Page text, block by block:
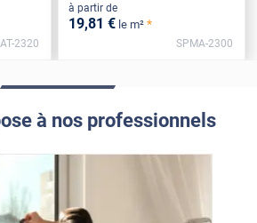
2320
à partir de
19,81 € le m² *
SPMA-2300
à nos professionnels